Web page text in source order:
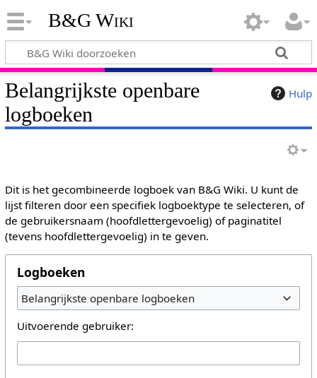
B&G Wiki
Hulp
Belangrijkste openbare
logboeken
Dit is het gecombineerde logboek van B&G Wiki. U kunt de
lijst filteren door een specifiek logboektype te selecteren, of
de gebruikersnaam (hoofdlettergevoelig) of paginatitel
(tevens hoofdlettergevoelig) in te geven.
Logboeken
Belangrijkste openbare logboeken
Uitvoerende gebruiker: